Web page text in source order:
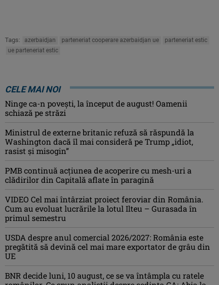
Tags: azerbaidjan parteneriat cooperare azerbaidjan ue
parteneriat estic
ue parteneriat estic
CELE MAI NOI
Ninge ca-n povești, la început de august! Oamenii
schiază pe străzi
Ministrul de externe britanic refuză să răspundă la
Washington dacă îl mai consideră pe Trump „idiot,
rasist şi misogin”
PMB continuă acțiunea de acoperire cu mesh-uri a
clădirilor din Capitală aflate în paragină
VIDEO Cel mai întârziat proiect feroviar din România.
Cum au evoluat lucrările la lotul Ilteu – Gurasada în
primul semestru
USDA despre anul comercial 2026/2027: România este
pregătită să devină cel mai mare exportator de grâu din
UE
BNR decide luni, 10 august, ce se va întâmpla cu ratele